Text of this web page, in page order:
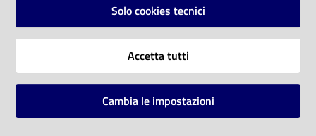
Vai alla pagina
Mappa del sito
Solo cookies tecnici
Accetta tutti
Cambia le impostazioni